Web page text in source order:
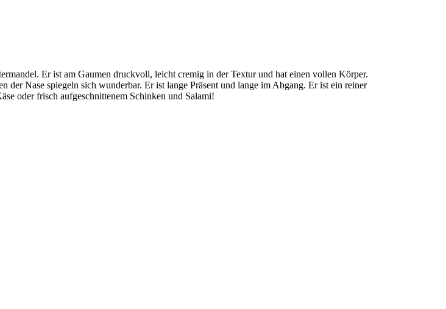
Er ist am Gaumen druckvoll, leicht cremig in der Textur und hat einen vollen Körper.
Nase spiegeln sich wunderbar. Er ist lange Präsent und lange im Abgang. Er ist ein reiner
oder frisch aufgeschnittenem Schinken und Salami!